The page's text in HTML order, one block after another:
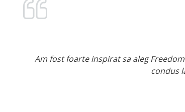
Am fost foarte inspirat sa aleg
condus